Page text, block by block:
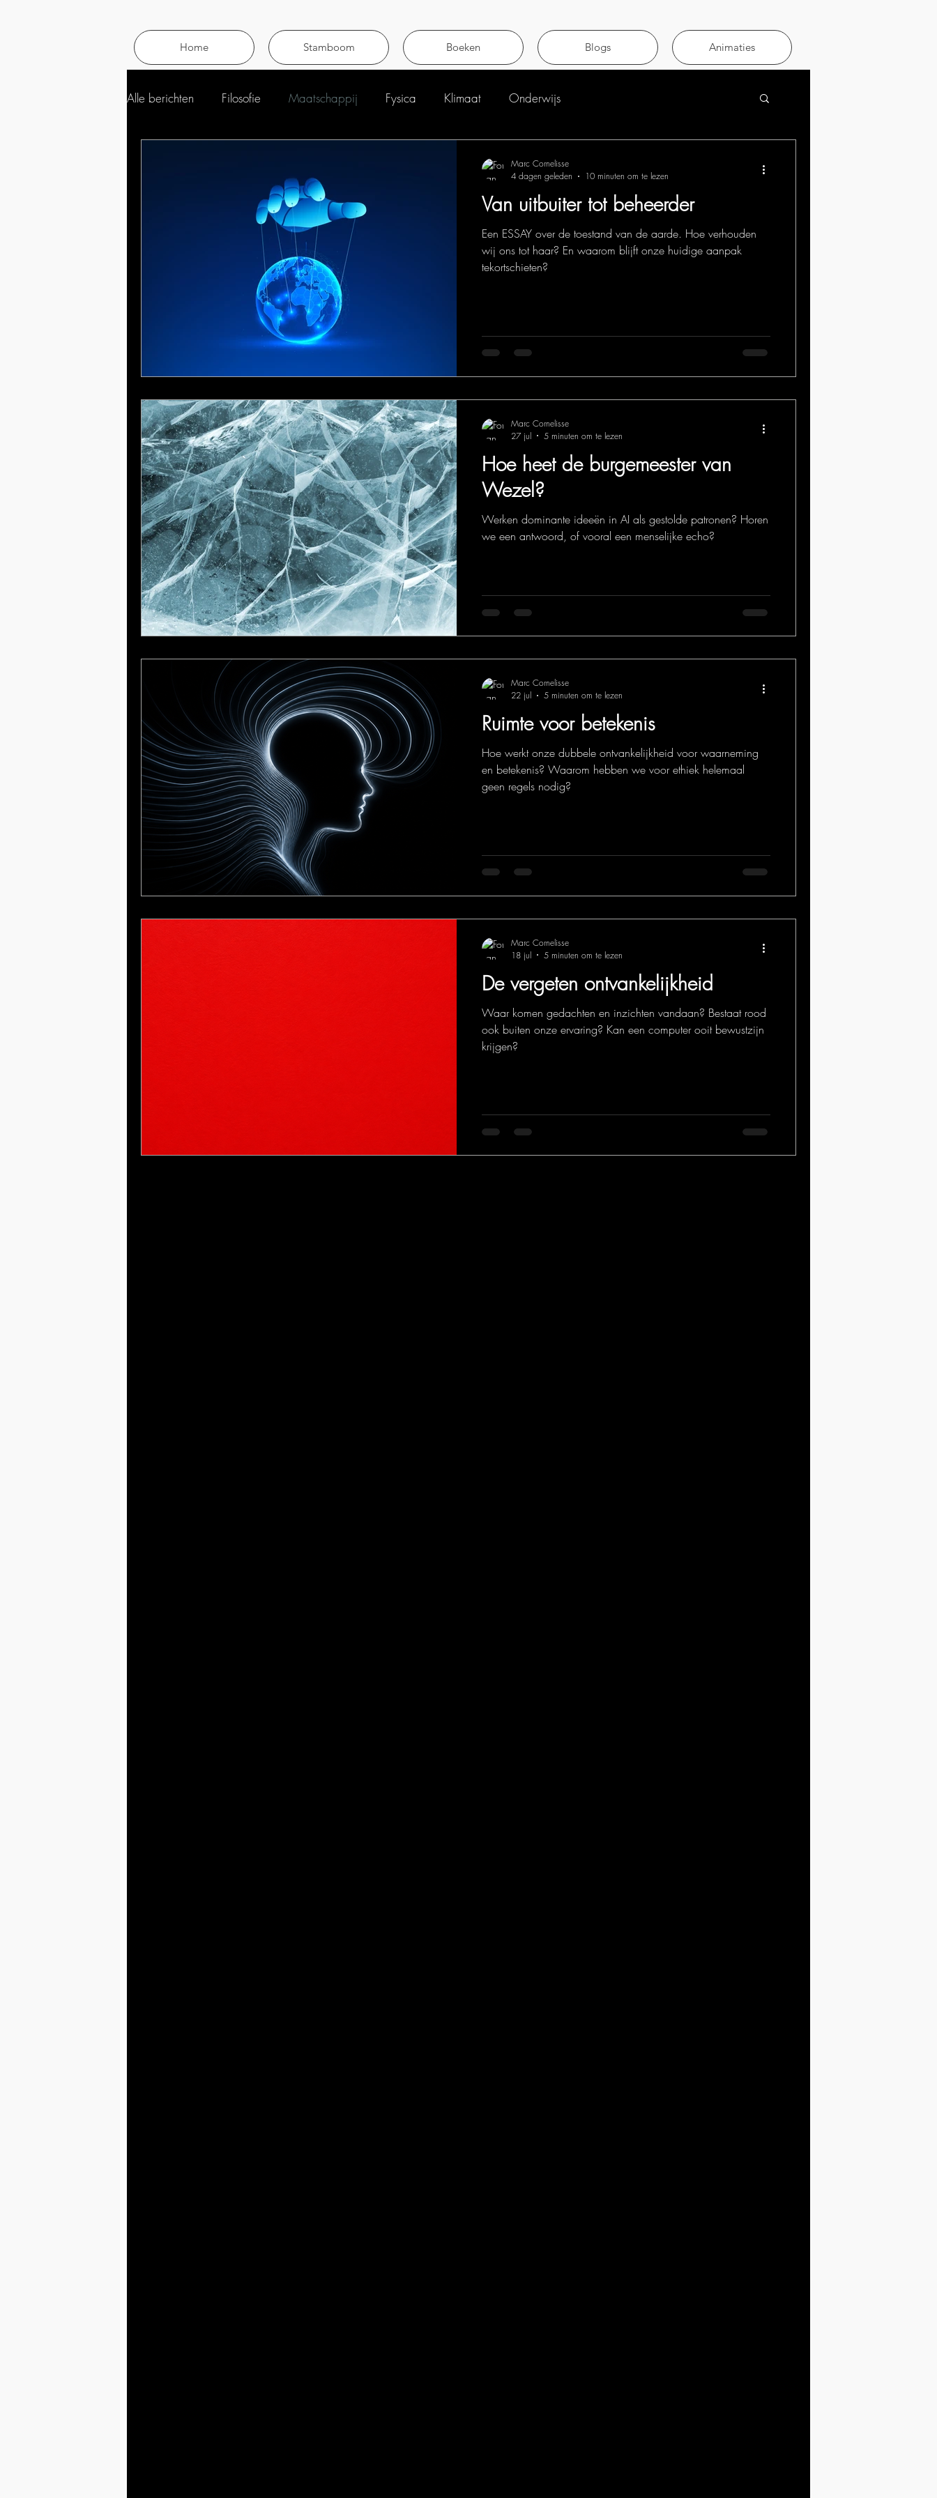
Home Stamboom Boeken Blogs Animaties
Alle berichten Filosofie Maatschappij Fysica Klimaat Onderwijs
Van uitbuiter tot beheerder
Een ESSAY over de toestand van de aarde. Hoe verhouden
wij ons tot haar? En waarom blijft onze huidige aanpak
tekortschieten?
Marc Cornelisse
4 dagen geleden
10 minuten om te lezen
Hoe heet de burgemeester van
Wezel?
Werken dominante ideeën in AI als gestolde patronen? Horen
we een antwoord, of vooral een menselijke echo?
Marc Cornelisse
27 jul
5 minuten om te lezen
Ruimte voor betekenis
Hoe werkt onze dubbele ontvankelijkheid voor waarneming
en betekenis? Waarom hebben we voor ethiek helemaal
geen regels nodig?
Marc Cornelisse
22 jul
5 minuten om te lezen
De vergeten ontvankelijkheid
Waar komen gedachten en inzichten vandaan? Bestaat rood
ook buiten onze ervaring? Kan een computer ooit bewustzijn
krijgen?
Marc Cornelisse
18 jul
5 minuten om te lezen